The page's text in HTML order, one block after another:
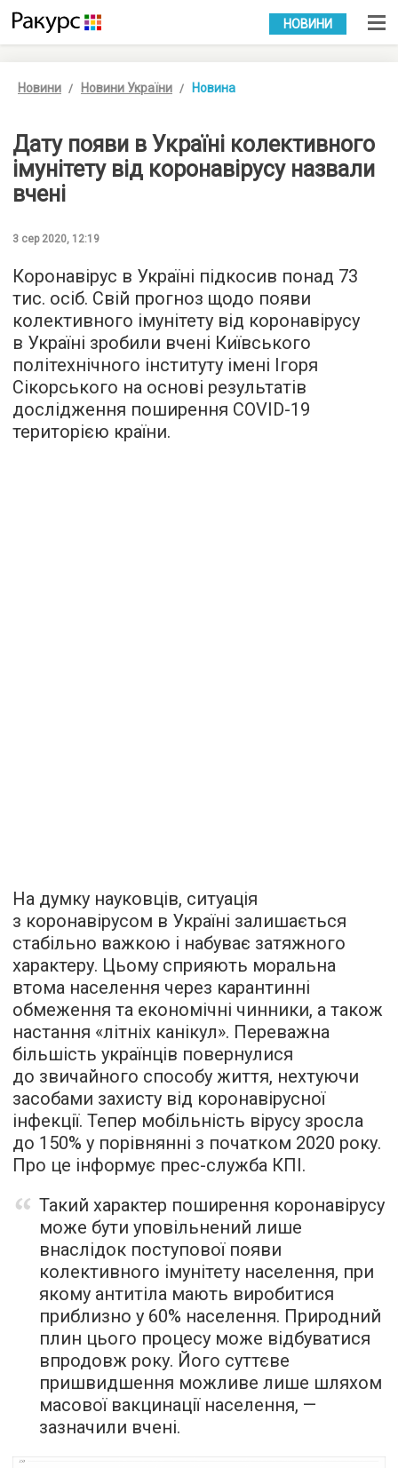
УКР РУС
НОВИНИ
Новини Новини України Новина
Дату появи в Україні колективного
імунітету від коронавірусу назвали
вчені
3 сер 2020, 12:19
Коронавірус в Україні підкосив понад 73
тис. осіб. Свій прогноз щодо появи
колективного імунітету від коронавірусу
в Україні зробили вчені Київського
політехнічного інституту імені Ігоря
Сікорського на основі результатів
дослідження поширення COVID-19
територією країни.
На думку науковців, ситуація
з коронавірусом в Україні залишається
стабільно важкою і набуває затяжного
характеру. Цьому сприяють моральна
втома населення через карантинні
обмеження та економічні чинники, а також
настання «літніх канікул». Переважна
більшість українців повернулися
до звичайного способу життя, нехтуючи
засобами захисту від коронавірусної
інфекції. Тепер мобільність вірусу зросла
до 150% у порівнянні з початком 2020 року.
Про це інформує прес-служба КПІ.
Такий характер поширення коронавірусу
може бути уповільнений лише
внаслідок поступової появи
колективного імунітету населення, при
якому антитіла мають виробитися
приблизно у 60% населення. Природний
плин цього процесу може відбуватися
впродовж року. Його суттєве
пришвидшення можливе лише шляхом
масової вакцинації населення, —
зазначили вчені.